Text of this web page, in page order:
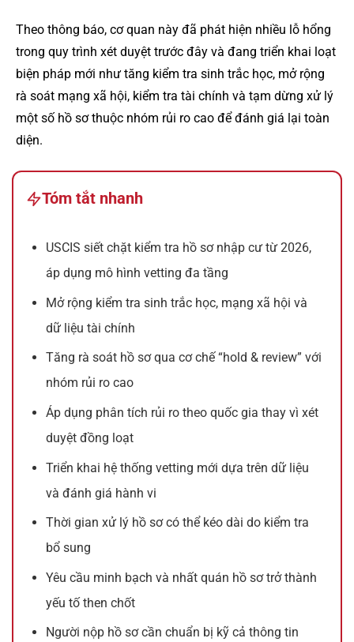
Theo thông báo, cơ quan này đã phát hiện nhiều lỗ hổng
trong quy trình xét duyệt trước đây và đang triển khai loạt
biện pháp mới như tăng kiểm tra sinh trắc học, mở rộng
rà soát mạng xã hội, kiểm tra tài chính và tạm dừng xử lý
một số hồ sơ thuộc nhóm rủi ro cao để đánh giá lại toàn
diện.
Tóm tắt nhanh
USCIS siết chặt kiểm tra hồ sơ nhập cư từ 2026,
áp dụng mô hình vetting đa tầng
Mở rộng kiểm tra sinh trắc học, mạng xã hội và
dữ liệu tài chính
Tăng rà soát hồ sơ qua cơ chế “hold & review” với
nhóm rủi ro cao
Áp dụng phân tích rủi ro theo quốc gia thay vì xét
duyệt đồng loạt
Triển khai hệ thống vetting mới dựa trên dữ liệu
và đánh giá hành vi
Thời gian xử lý hồ sơ có thể kéo dài do kiểm tra
bổ sung
Yêu cầu minh bạch và nhất quán hồ sơ trở thành
yếu tố then chốt
Người nộp hồ sơ cần chuẩn bị kỹ cả thông tin